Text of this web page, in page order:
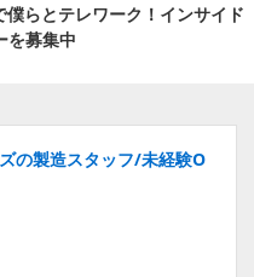
僕らとテレワーク！インサイド
を募集中
の製造スタッフ/未経験O